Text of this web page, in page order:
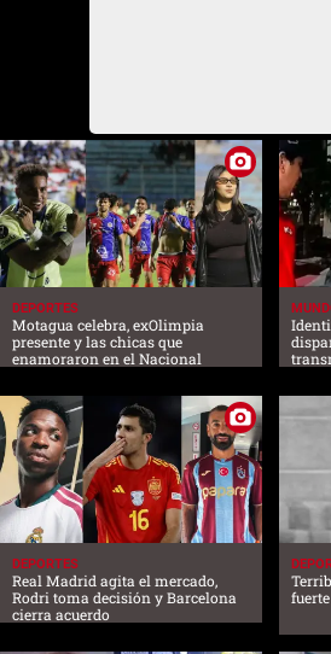
DEPORTES
Motagua celebra, exOlimpia
presente y las chicas que
enamoraron en el Nacional
DEPORTES
Real Madrid agita el mercado,
Rodri toma decisión y Barcelona
cierra acuerdo